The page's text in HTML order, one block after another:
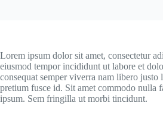
Lorem ipsum dolor sit amet, consectetur
eiusmod tempor incididunt ut labore et
consequat semper viverra nam libero justo
pretium fusce id. Sit amet commodo nulla
ipsum. Sem fringilla ut morbi tincidunt.